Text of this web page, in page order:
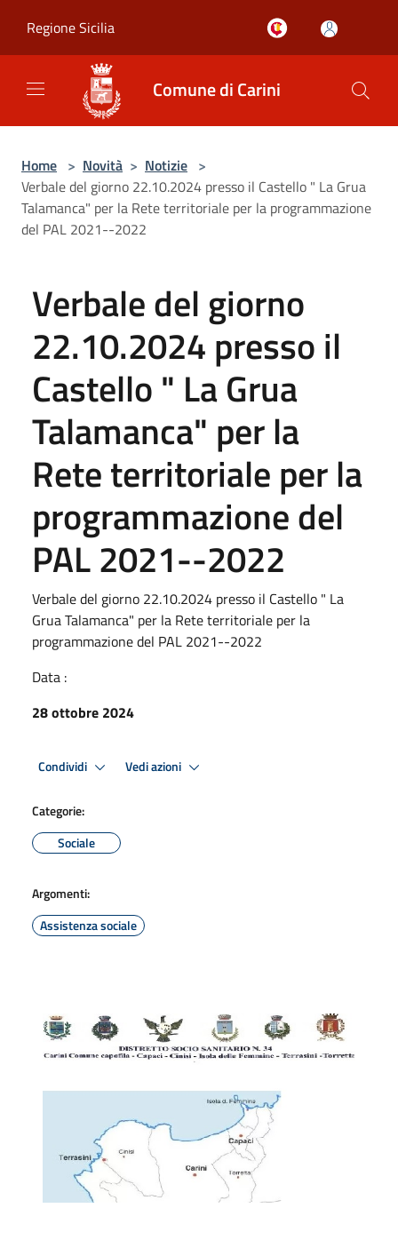
Regione Sicilia
Comune di Carini
Home > Novità > Notizie >
Verbale del giorno 22.10.2024 presso il Castello " La Grua
Talamanca" per la Rete territoriale per la programmazione
del PAL 2021--2022
Verbale del giorno
22.10.2024 presso il
Castello " La Grua
Talamanca" per la
Rete territoriale per la
programmazione del
PAL 2021--2022
Verbale del giorno 22.10.2024 presso il Castello " La
Grua Talamanca" per la Rete territoriale per la
programmazione del PAL 2021--2022
Data :
28 ottobre 2024
Condividi Vedi azioni
Categorie:
Sociale
Argomenti:
Assistenza sociale